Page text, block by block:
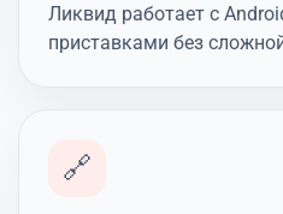
Ликвид работает с
приставками без
🔗